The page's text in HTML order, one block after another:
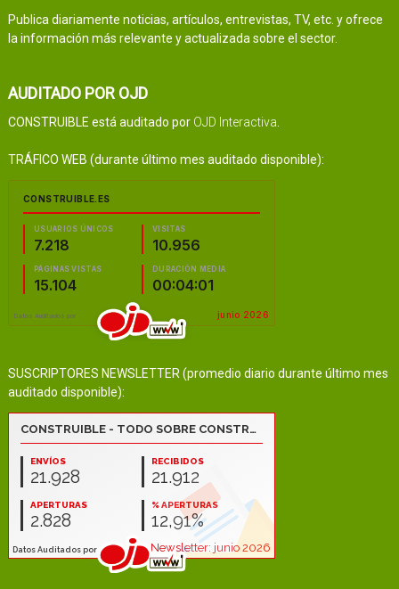
Publica diariamente noticias, artículos, entrevistas, TV, etc. y ofrece
la información más relevante y actualizada sobre el sector.
AUDITADO POR OJD
CONSTRUIBLE está auditado por OJD Interactiva
TRÁFICO WEB (durante último mes auditado disponible):
SUSCRIPTORES NEWSLETTER (promedio diario durante último mes
auditado disponible):